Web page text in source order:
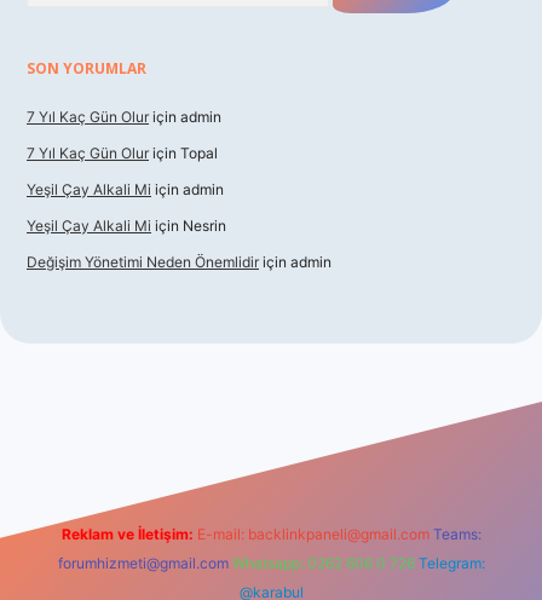
SON YORUMLAR
7 Yıl Kaç Gün Olur için admin
7 Yıl Kaç Gün Olur için Topal
Yeşil Çay Alkali Mi için admin
Yeşil Çay Alkali Mi için Nesrin
Değişim Yönetimi Neden Önemlidir için admin
Reklam ve İletişim: E-mail: backlinkpaneli@gmail.com Teams:
forumhizmeti@gmail.com Whatsapp: 0262 606 0 726 Telegram:
@karabul